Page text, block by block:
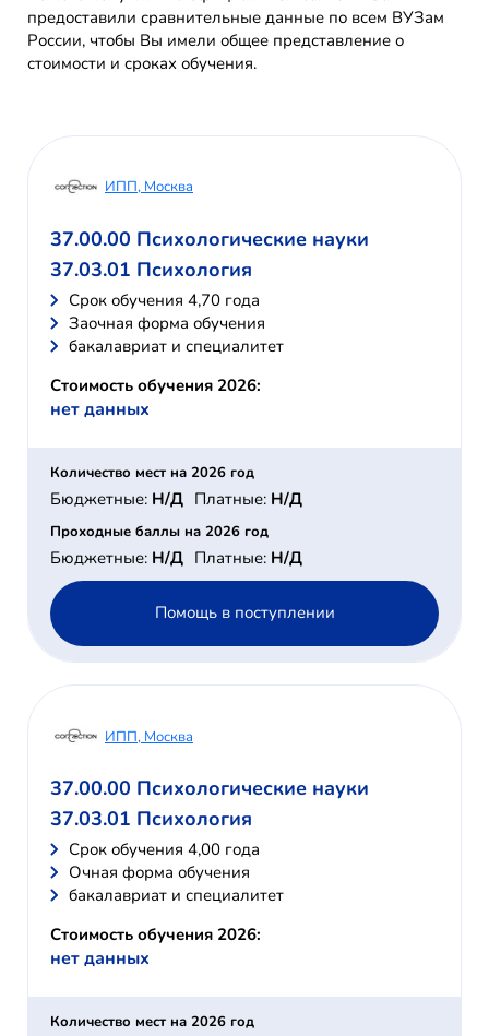
предоставили сравнительные данные по всем ВУЗам
России, чтобы Вы имели общее представление о
стоимости и сроках обучения.
ИПП, Москва
37.00.00 Психологические науки
37.03.01 Психология
Cрок обучения 4,70 года
Заочная форма обучения
бакалавриат и специалитет
Стоимость обучения 2026:
нет данных
Количество мест на 2026 год
Бюджетные: Н/Д Платные: Н/Д
Проходные баллы на 2026 год
Бюджетные: Н/Д Платные: Н/Д
Помощь в поступлении
ИПП, Москва
37.00.00 Психологические науки
37.03.01 Психология
Cрок обучения 4,00 года
Очная форма обучения
бакалавриат и специалитет
Стоимость обучения 2026:
нет данных
Количество мест на 2026 год